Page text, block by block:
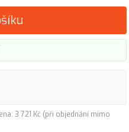
3 721 Kč (při objednání mimo